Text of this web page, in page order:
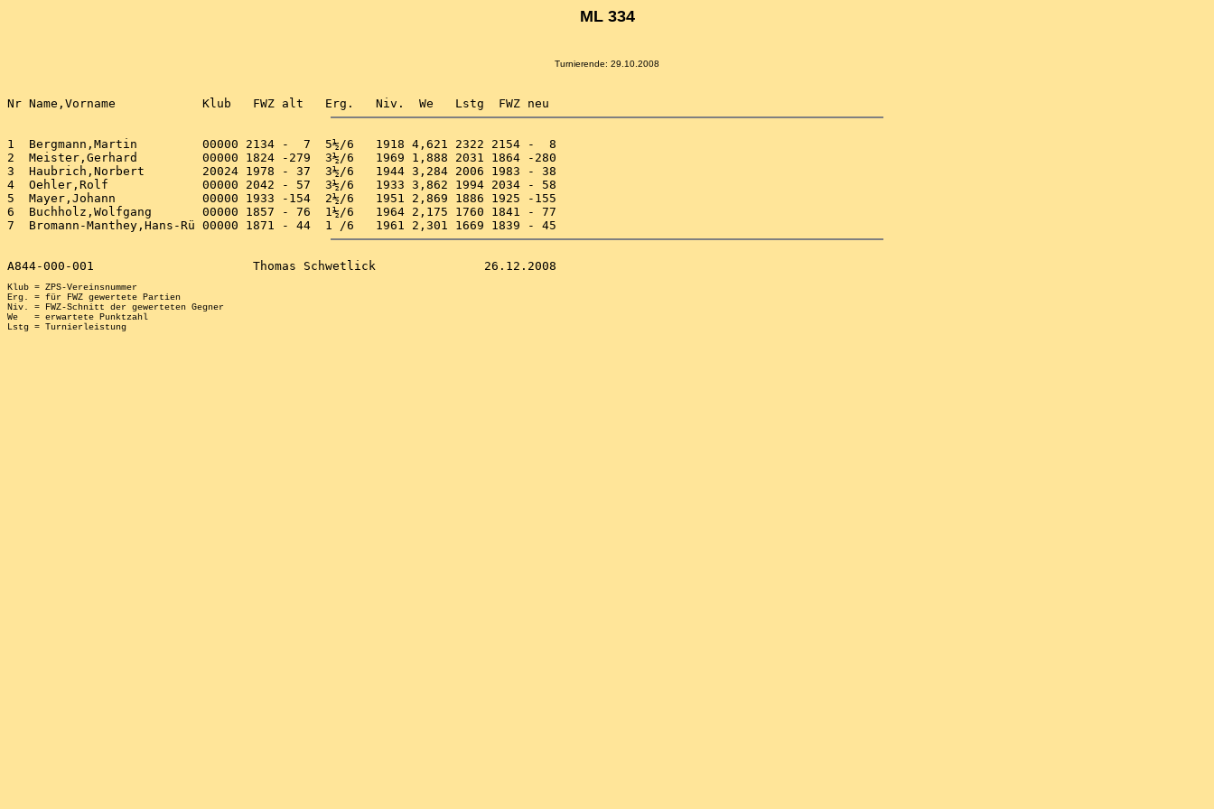
ML 334
Turnierende: 29.10.2008
1  Bergmann,Martin         00000 2134 -  7  5½/6   1918 4,621 2322 2154 -  8
2  Meister,Gerhard         00000 1824 -279  3½/6   1969 1,888 2031 1864 -280
3  Haubrich,Norbert        20024 1978 - 37  3½/6   1944 3,284 2006 1983 - 38
4  Oehler,Rolf             00000 2042 - 57  3½/6   1933 3,862 1994 2034 - 58
5  Mayer,Johann            00000 1933 -154  2½/6   1951 2,869 1886 1925 -155
6  Buchholz,Wolfgang       00000 1857 - 76  1½/6   1964 2,175 1760 1841 - 77
Klub = ZPS-Vereinsnummer
Erg. = für FWZ gewertete Partien
Niv. = FWZ-Schnitt der gewerteten Gegner
We   = erwartete Punktzahl